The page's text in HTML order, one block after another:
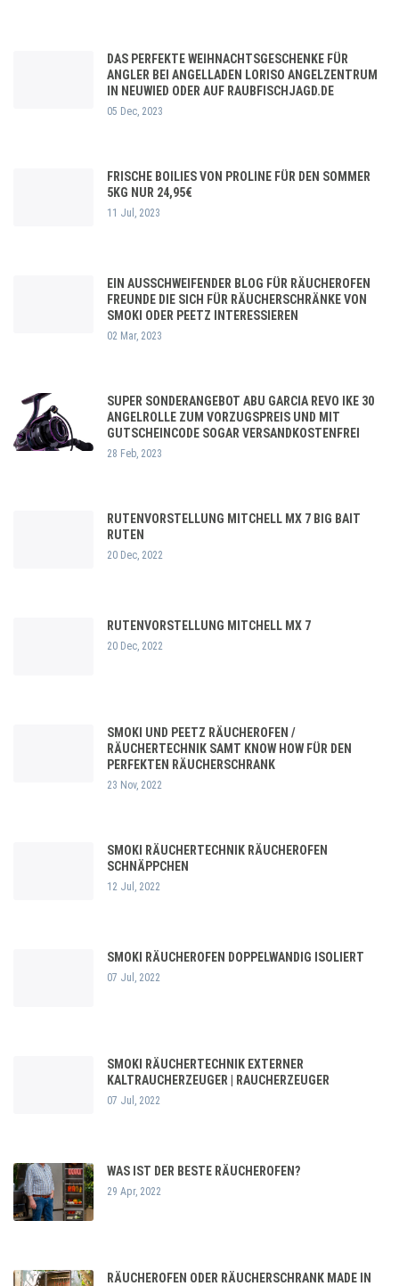
DAS PERFEKTE WEIHNACHTSGESCHENKE FÜR
ANGLER BEI ANGELLADEN LORISO ANGELZENTRUM
IN NEUWIED ODER AUF RAUBFISCHJAGD.DE
05 Dec, 2023
FRISCHE BOILIES VON PROLINE FÜR DEN SOMMER
5KG NUR 24,95€
11 Jul, 2023
EIN AUSSCHWEIFENDER BLOG FÜR RÄUCHEROFEN
FREUNDE DIE SICH FÜR RÄUCHERSCHRÄNKE VON
SMOKI ODER PEETZ INTERESSIEREN
02 Mar, 2023
SUPER SONDERANGEBOT ABU GARCIA REVO IKE 30
ANGELROLLE ZUM VORZUGSPREIS UND MIT
GUTSCHEINCODE SOGAR VERSANDKOSTENFREI
28 Feb, 2023
RUTENVORSTELLUNG MITCHELL MX 7 BIG BAIT
RUTEN
20 Dec, 2022
RUTENVORSTELLUNG MITCHELL MX 7
20 Dec, 2022
SMOKI UND PEETZ RÄUCHEROFEN /
RÄUCHERTECHNIK SAMT KNOW HOW FÜR DEN
PERFEKTEN RÄUCHERSCHRANK
23 Nov, 2022
SMOKI RÄUCHERTECHNIK RÄUCHEROFEN
SCHNÄPPCHEN
12 Jul, 2022
SMOKI RÄUCHEROFEN DOPPELWANDIG ISOLIERT
07 Jul, 2022
SMOKI RÄUCHERTECHNIK EXTERNER
KALTRAUCHERZEUGER | RAUCHERZEUGER
07 Jul, 2022
WAS IST DER BESTE RÄUCHEROFEN?
29 Apr, 2022
RÄUCHEROFEN ODER RÄUCHERSCHRANK MADE IN